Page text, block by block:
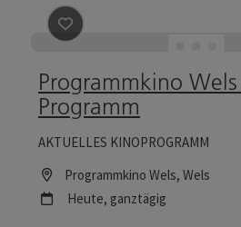
Beitrag merken
Programmkino
Programm
AKTUELLES KINOPROGRAMM
Location
Programmkino Wels, Wels
Nächster Termin
Heute, ganztägig